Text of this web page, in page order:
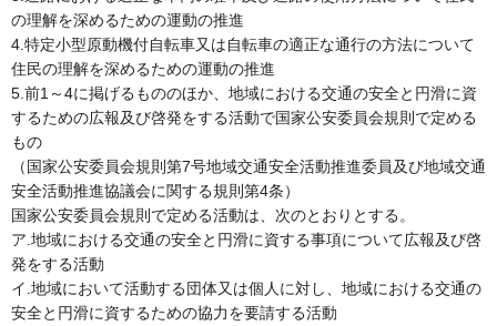
の理解を深めるための運動の推進
4.特定小型原動機付自転車又は自転車の適正な通行の方法について
住民の理解を深めるための運動の推進
5.前1～4に掲げるもののほか、地域における交通の安全と円滑に資
するための広報及び啓発をする活動で国家公安委員会規則で定める
もの
（国家公安委員会規則第7号地域交通安全活動推進委員及び地域交通
安全活動推進協議会に関する規則第4条）
国家公安委員会規則で定める活動は、次のとおりとする。
ア.地域における交通の安全と円滑に資する事項について広報及び啓
発をする活動
イ.地域において活動する団体又は個人に対し、地域における交通の
安全と円滑に資するための協力を要請する活動